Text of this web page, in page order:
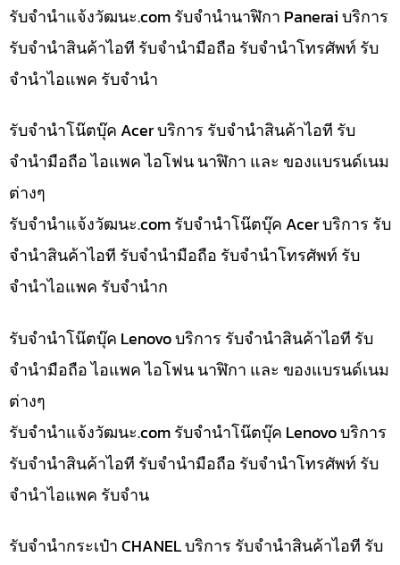
รับจํานําแจ้งวัฒนะ.com รับจำนำนาฬิกา Panerai บริการ
รับจำนำสินค้าไอที รับจำนำมือถือ รับจำนำโทรศัพท์ รับ
จำนำไอแพค รับจำนำ
รับจำนำโน๊ตบุ๊ค Acer บริการ รับจำนำสินค้าไอที รับ
จำนำมือถือ ไอแพค ไอโฟน นาฬิกา และ ของแบรนด์เนม
ต่างๆ
รับจํานําแจ้งวัฒนะ.com รับจำนำโน๊ตบุ๊ค Acer บริการ รับ
จำนำสินค้าไอที รับจำนำมือถือ รับจำนำโทรศัพท์ รับ
จำนำไอแพค รับจำนำก
รับจำนำโน๊ตบุ๊ค Lenovo บริการ รับจำนำสินค้าไอที รับ
จำนำมือถือ ไอแพค ไอโฟน นาฬิกา และ ของแบรนด์เนม
ต่างๆ
รับจํานําแจ้งวัฒนะ.com รับจำนำโน๊ตบุ๊ค Lenovo บริการ
รับจำนำสินค้าไอที รับจำนำมือถือ รับจำนำโทรศัพท์ รับ
จำนำไอแพค รับจำน
รับจำนำกระเป๋า CHANEL บริการ รับจำนำสินค้าไอที รับ